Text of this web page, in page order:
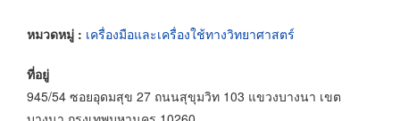
หมวดหมู่ : เครื่องมือและเครื่องใช้ทางวิทยาศาสตร์
ที่อยู่
945/54 ซอยอุดมสุข 27 ถนนสุขุมวิท 103 แขวงบางนา เขต